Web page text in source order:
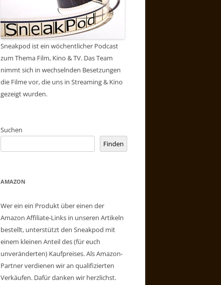
Sneakpod ist ein wöchentlicher Podcast
zum Thema Film, Kino & TV. Das Team
nimmt sich in wechselnden Besetzungen
die Filme vor, die uns in Streaming & Kino
gezeigt wurden.
Suchen
Finden
AMAZON
Wer ein ein Produkt über einen der
Amazon Affiliate-Links in unseren Artikeln
bestellt, unterstützt den Sneakpod mit
einem kleinen Anteil des (für euch
unveränderten) Kaufpreises. Als Amazon-
Partner verdienen wir an qualifizierten
Verkäufen. Dafür danken wir herzlichst.